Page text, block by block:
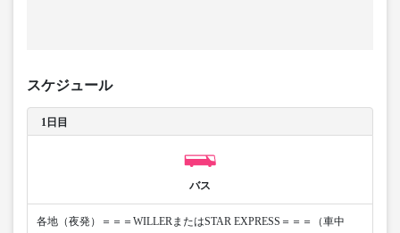
スケジュール
1日目
バス
各地（夜発）＝＝＝WILLERまたはSTAR EXPRESS＝＝＝（車中